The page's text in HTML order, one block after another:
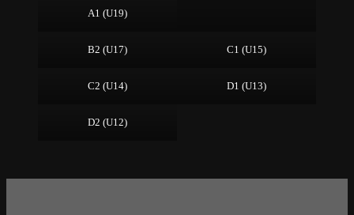
A1 (U19)
B2 (U17) C1 (U15)
C2 (U14) D1 (U13)
D2 (U12)